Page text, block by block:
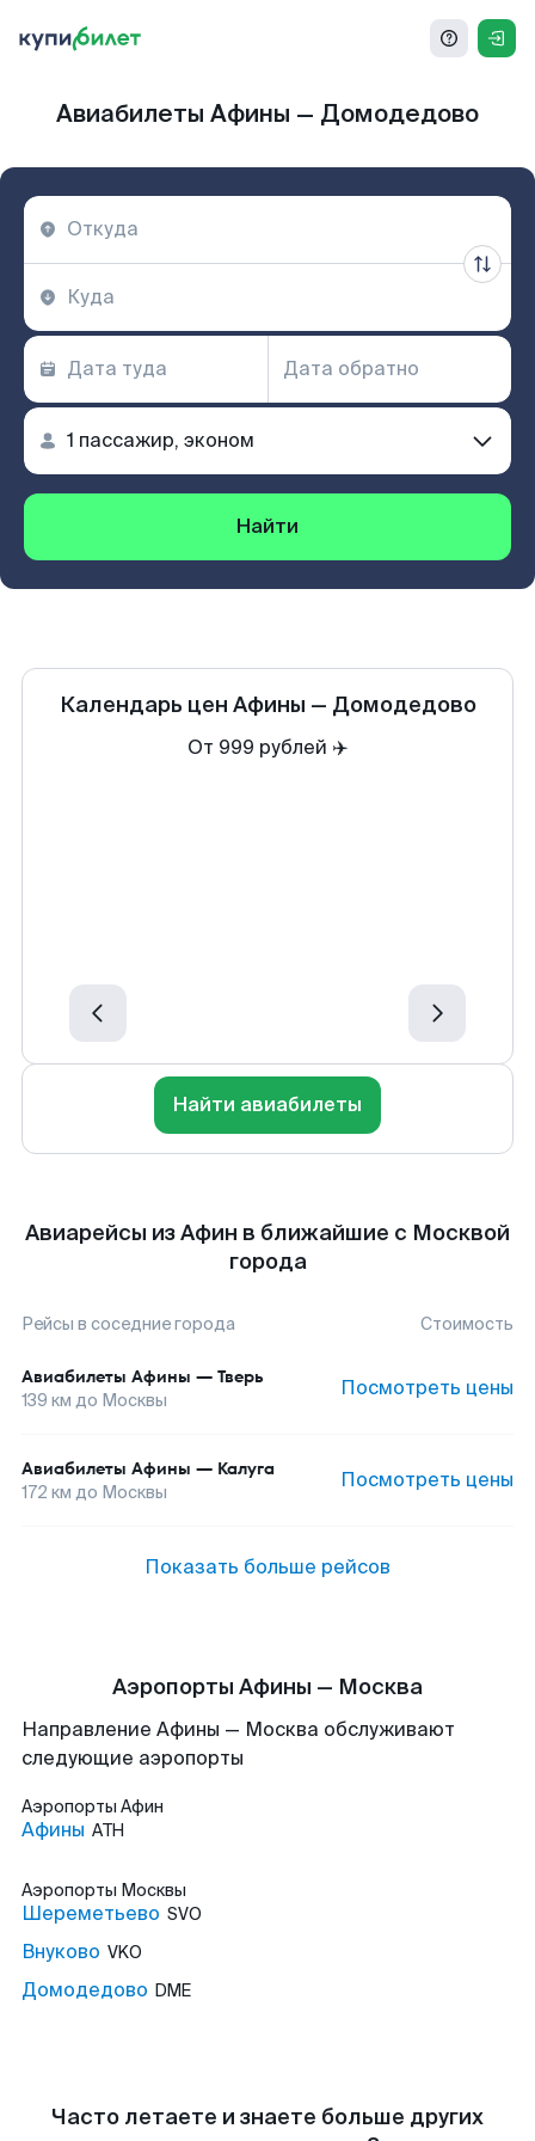
Авиабилеты Афины — Домодедово
Найти
Календарь цен Афины — Домодедово
От 999 рублей ✈️
Найти авиабилеты
Авиарейсы из Афин в ближайшие с Москвой
города
Рейсы в соседние города Стоимость
Авиабилеты Афины — Тверь
139 км до Москвы Посмотреть цены
Авиабилеты Афины — Калуга
172 км до Москвы Посмотреть цены
Показать больше рейсов
Аэропорты Афины — Москва
Направление Афины — Москва обслуживают
следующие аэропорты
Аэропорты Афин
Афины ATH
Аэропорты Москвы
Шереметьево SVO
Внуково VKO
Домодедово DME
Часто летаете и знаете больше других